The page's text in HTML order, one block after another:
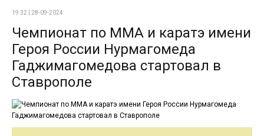
19:32 | 28-09-2024
Чемпионат по ММА и каратэ имени
Героя России Нурмагомеда
Гаджимагомедова стартовал в
Ставрополе